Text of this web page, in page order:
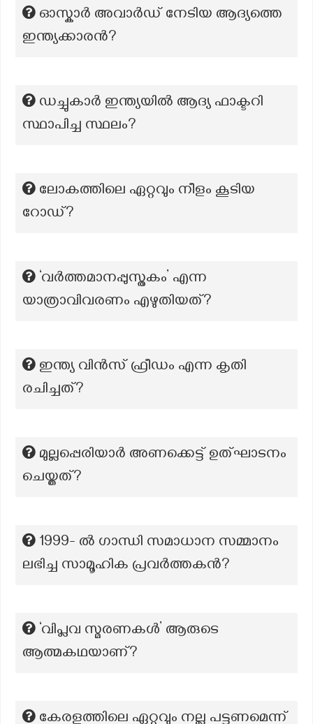
ഓസ്കാര്‍ അവാര്‍ഡ് നേടിയ ആദ്യത്തെ
ഇന്ത്യക്കാരന്‍?
ഡച്ചുകാർ ഇന്ത്യയിൽ ആദ്യ ഫാക്ടറി
സ്ഥാപിച്ച സ്ഥലം?
ലോകത്തിലെ ഏറ്റവും നീളം കൂടിയ
റോഡ്?
‘വർത്തമാനപ്പുസ്തകം’ എന്ന
യാത്രാവിവരണം എഴുതിയത്?
ഇന്ത്യ വിൻസ് ഫ്രീഡം എന്ന കൃതി
രചിച്ചത്?
മുല്ലപ്പെരിയാർ അണക്കെട്ട് ഉത്ഘാടനം
ചെയ്തത്?
1999- ൽ ഗാന്ധി സമാധാന സമ്മാനം
ലഭിച്ച സാമൂഹിക പ്രവർത്തകൻ?
‘വിപ്ലവ സ്മരണകൾ’ ആരുടെ
ആത്മകഥയാണ്?
കേരളത്തിലെ ഏറ്റവും നല്ല പട്ടണമെന്ന്